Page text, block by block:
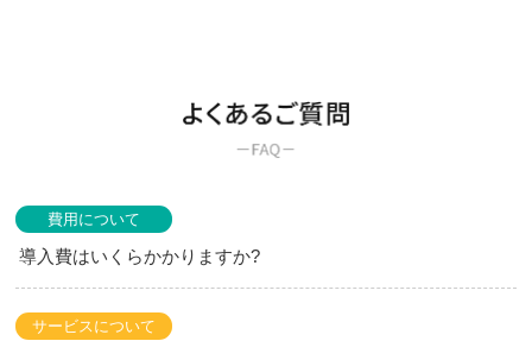
費用について
導入費はいくらかかりますか?
サービスについて